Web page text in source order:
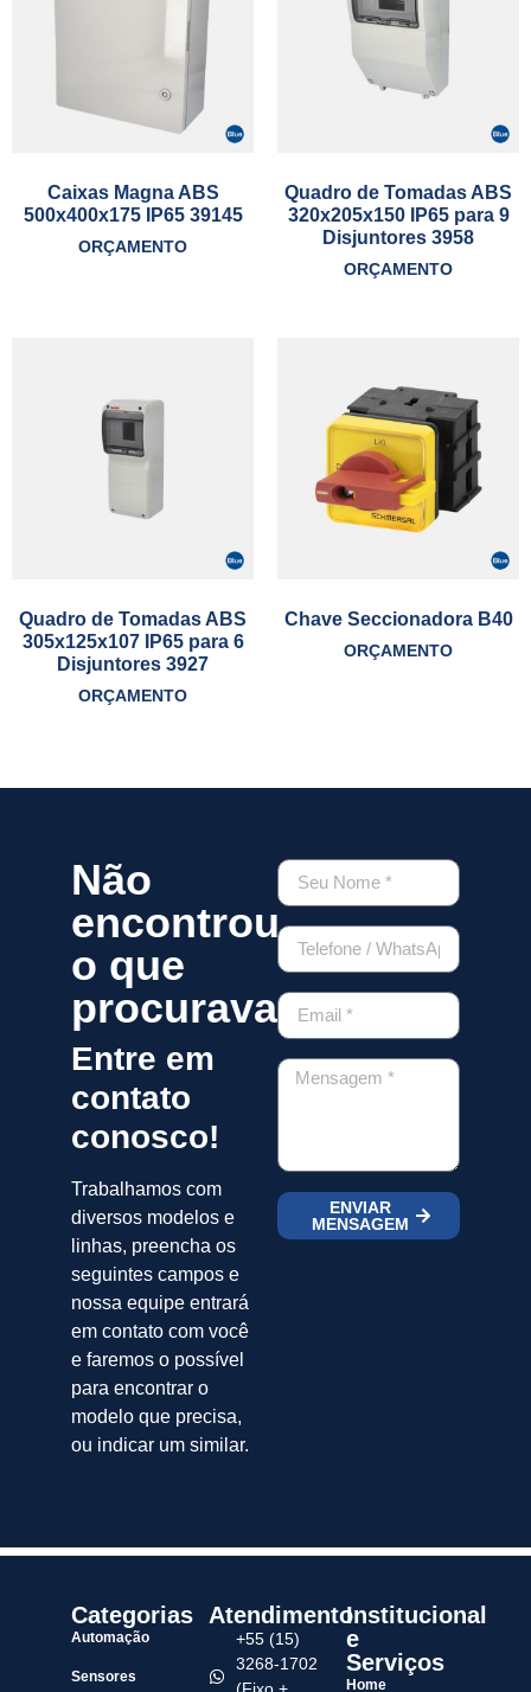
Caixas Magna ABS
500x400x175 IP65 39145
ORÇAMENTO
Quadro de Tomadas ABS
320x205x150 IP65 para 9
Disjuntores 3958
ORÇAMENTO
Quadro de Tomadas ABS
305x125x107 IP65 para 6
Disjuntores 3927
ORÇAMENTO
Chave Seccionadora B40
ORÇAMENTO
Não
encontrou
o que
procurava?
Entre em
contato
conosco!
Trabalhamos com
diversos modelos e
linhas, preencha os
seguintes campos e
nossa equipe entrará
em contato com você
e faremos o possível
para encontrar o
modelo que precisa,
ou indicar um similar.
ENVIAR
MENSAGEM
Categorias
Automação
Sensores
Atendimento
+55 (15)
3268-1702
Institucional
e
Serviços
Home